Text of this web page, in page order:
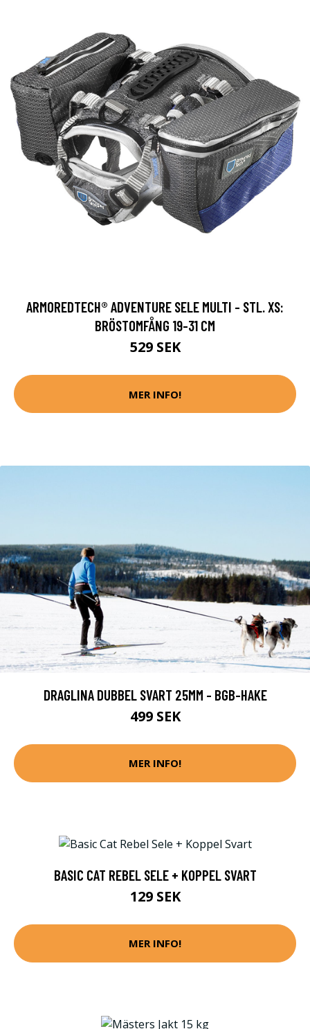
ARMOREDTECH® ADVENTURE SELE MULTI - STL. XS:
BRÖSTOMFÅNG 19-31 CM
529 SEK
MER INFO!
DRAGLINA DUBBEL SVART 25MM - BGB-HAKE
499 SEK
MER INFO!
BASIC CAT REBEL SELE + KOPPEL SVART
129 SEK
MER INFO!